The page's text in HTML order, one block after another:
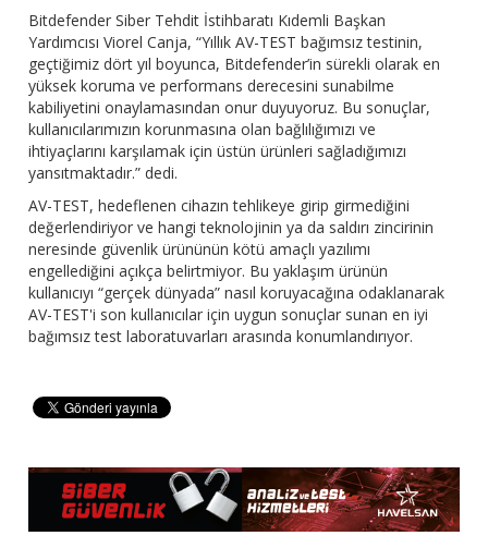
Bitdefender Siber Tehdit İstihbaratı Kıdemli Başkan
Yardımcısı Viorel Canja, “Yıllık AV-TEST bağımsız testinin,
geçtiğimiz dört yıl boyunca, Bitdefender’in sürekli olarak en
yüksek koruma ve performans derecesini sunabilme
kabiliyetini onaylamasından onur duyuyoruz. Bu sonuçlar,
kullanıcılarımızın korunmasına olan bağlılığımızı ve
ihtiyaçlarını karşılamak için üstün ürünleri sağladığımızı
yansıtmaktadır.” dedi.
AV-TEST, hedeflenen cihazın tehlikeye girip girmediğini
değerlendiriyor ve hangi teknolojinin ya da saldırı zincirinin
neresinde güvenlik ürününün kötü amaçlı yazılımı
engellediğini açıkça belirtmiyor. Bu yaklaşım ürünün
kullanıcıyı “gerçek dünyada” nasıl koruyacağına odaklanarak
AV-TEST'i son kullanıcılar için uygun sonuçlar sunan en iyi
bağımsız test laboratuvarları arasında konumlandırıyor.